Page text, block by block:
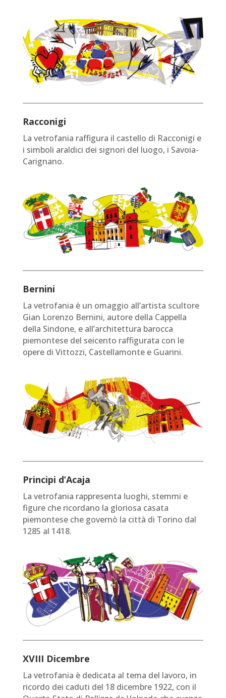
Racconigi
La vetrofania raffigura il castello di Racconigi e
i simboli araldici dei signori del luogo, i Savoia-
Carignano.
Bernini
La vetrofania è un omaggio all’artista scultore
Gian Lorenzo Bernini, autore della Cappella
della Sindone, e all’architettura barocca
piemontese del seicento raffigurata con le
opere di Vittozzi, Castellamonte e Guarini.
Principi d’Acaja
La vetrofania rappresenta luoghi, stemmi e
figure che ricordano la gloriosa casata
piemontese che governò la città di Torino dal
1285 al 1418.
XVIII Dicembre
La vetrofania è dedicata al tema del lavoro, in
ricordo dei caduti del 18 dicembre 1922, con il